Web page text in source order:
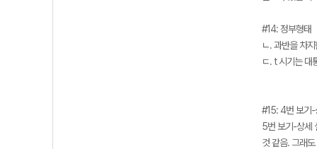
#14: 정부형태
ㄴ. 과반을 차
ㄷ. t 시기는 대
#15: 4번 보기-
5번 보기-상세
것 같음. 그래